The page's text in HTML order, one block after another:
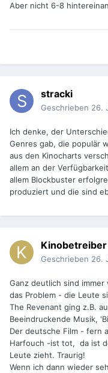
Aber nicht 6-8
stracki
Geschrieben 26.
Ich denke, der
Genres gab, die populär
aus den Kinocharts
allem an der
allem Blockbuster
produziert und die sind
Kinobetreiber
Geschrieben 26.
Ganz deutlich sind
das Problem - die Leute
The Revenant ging z.B.
Beeindruckende Musik,
Der deutsche Film - fern
Harfouch -ist tot, da ist
Leute zieht. Traurig!
Wenn ich dann wieder